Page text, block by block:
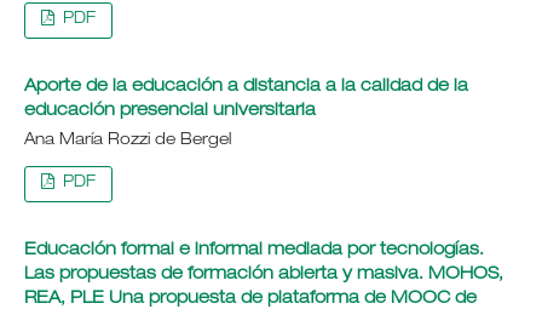
PDF
Aporte de la educación a distancia a la calidad de la
educación presencial universitaria
Ana María Rozzi de Bergel
PDF
Educación formal e informal mediada por tecnologías.
Las propuestas de formación abierta y masiva. MOHOS,
REA, PLE Una propuesta de plataforma de MOOC de